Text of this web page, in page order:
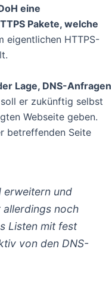
eine
Pakete, welche
eigentlichen HTTPS-
Lage, DNS-Anfragen
er zukünftig selbst
Webseite geben.
betreffenden Seite
erweitern und
allerdings noch
Listen mit fest
von den DNS-